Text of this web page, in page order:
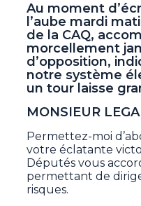
Au moment
l’aube mardi
de la CAQ,
morcellement
d’opposition,
notre système
un tour laisse
MONSIEUR
Permettez-moi
votre éclatante
Députés vous
permettant de
risques.